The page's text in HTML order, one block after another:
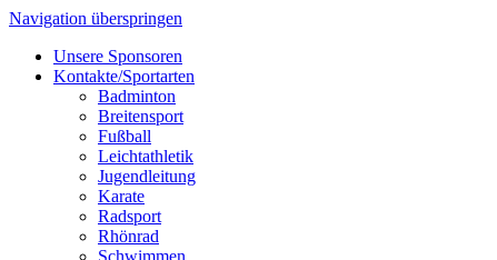
Navigation überspringen
Unsere Sponsoren
Kontakte/Sportarten
Badminton
Breitensport
Fußball
Leichtathletik
Jugendleitung
Karate
Radsport
Rhönrad
Schwimmen